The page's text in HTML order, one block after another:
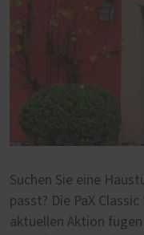
Suchen Sie eine
passt? Die PaX
aktuellen Aktion